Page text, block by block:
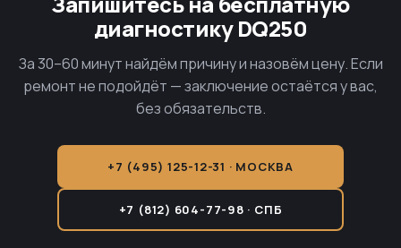
диагностику DQ250
За 30–60 минут найдём причину и назовём цену. Если
ремонт не подойдёт — заключение остаётся у вас,
без обязательств.
+7 (495) 125-12-31 · МОСКВА
+7 (812) 604-77-98 · СПБ